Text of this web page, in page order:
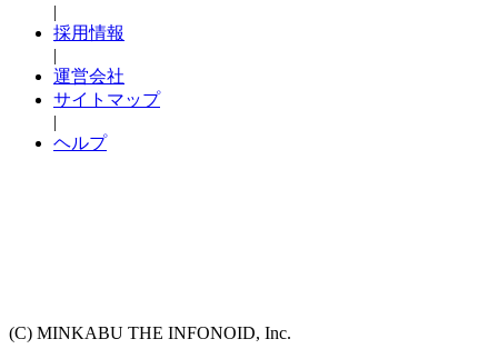
|
採用情報
|
運営会社
サイトマップ
|
ヘルプ
(C) MINKABU THE INFONOID, Inc.